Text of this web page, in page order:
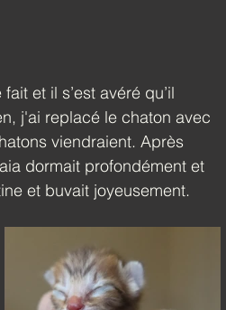
et il s’est avéré qu’il
j'ai replacé le chaton avec
viendraient. Après
dormait profondément et
et buvait joyeusement.